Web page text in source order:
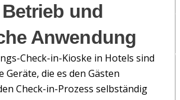
und
Anwendung
Check-in-Kioske in Hotels sind
Geräte, die es den Gästen
Check-in-Prozess selbständig